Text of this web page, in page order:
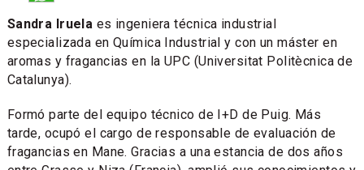
Sandra Iruela es ingeniera técnica industrial
especializada en Química Industrial y con un máster en
aromas y fragancias en la UPC (Universitat Politècnica de
Catalunya).
Formó parte del equipo técnico de I+D de Puig. Más
tarde, ocupó el cargo de responsable de evaluación de
fragancias en Mane. Gracias a una estancia de dos años